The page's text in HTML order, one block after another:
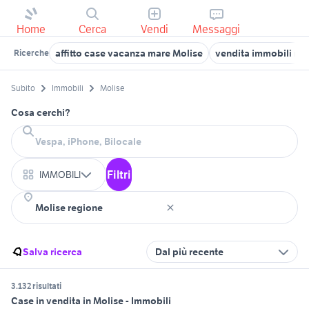
Home Cerca Vendi Messaggi
Ricerche affitto case vacanza mare Molise vendita immobili
Subito Immobili Molise
Cosa cerchi?
IMMOBILI Filtri
Salva ricerca Dal più recente
3.132 risultati
Case in vendita in Molise - Immobili